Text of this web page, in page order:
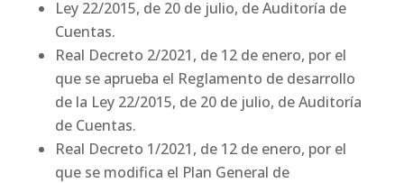
Ley 22/2015, de 20 de julio, de Auditoría de
Cuentas.
Real Decreto 2/2021, de 12 de enero, por el
que se aprueba el Reglamento de desarrollo
de la Ley 22/2015, de 20 de julio, de Auditoría
de Cuentas.
Real Decreto 1/2021, de 12 de enero, por el
que se modifica el Plan General de